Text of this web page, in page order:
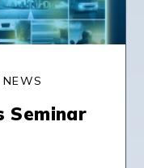
Seminar